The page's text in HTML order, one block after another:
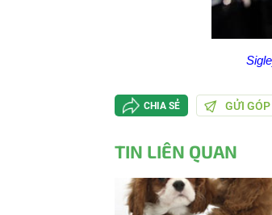
CHIA SẺ GỬI
TIN LIÊN QUAN